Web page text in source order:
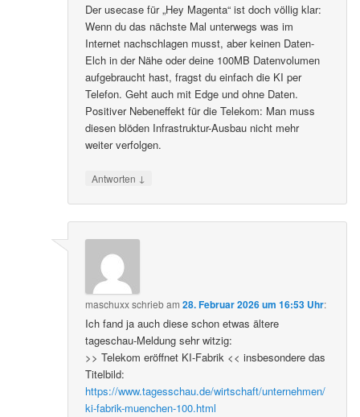
Der usecase für „Hey Magenta“ ist doch völlig klar:
Wenn du das nächste Mal unterwegs was im
Internet nachschlagen musst, aber keinen Daten-
Elch in der Nähe oder deine 100MB Datenvolumen
aufgebraucht hast, fragst du einfach die KI per
Telefon. Geht auch mit Edge und ohne Daten.
Positiver Nebeneffekt für die Telekom: Man muss
diesen blöden Infrastruktur-Ausbau nicht mehr
weiter verfolgen.
Antworten ↓
maschuxxschriebam28. Februar 2026 um 16:53 Uhr:
Ich fand ja auch diese schon etwas ältere
tageschau-Meldung sehr witzig:
>> Telekom eröffnet KI-Fabrik << insbesondere das
Titelbild:
https://www.tagesschau.de/wirtschaft/unternehmen/
ki-fabrik-muenchen-100.html